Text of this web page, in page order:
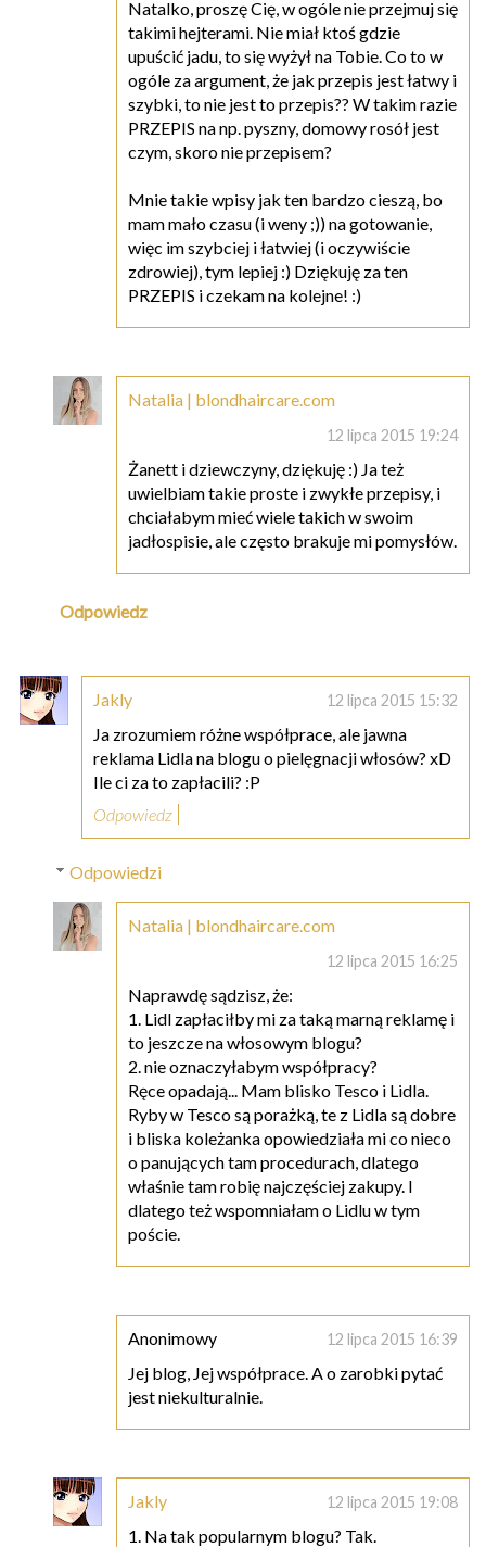
Natalko, proszę Cię, w ogóle nie przejmuj się
takimi hejterami. Nie miał ktoś gdzie
upuścić jadu, to się wyżył na Tobie. Co to w
ogóle za argument, że jak przepis jest łatwy i
szybki, to nie jest to przepis?? W takim razie
PRZEPIS na np. pyszny, domowy rosół jest
czym, skoro nie przepisem?
Mnie takie wpisy jak ten bardzo cieszą, bo
mam mało czasu (i weny ;)) na gotowanie,
więc im szybciej i łatwiej (i oczywiście
zdrowiej), tym lepiej :) Dziękuję za ten
PRZEPIS i czekam na kolejne! :)
Natalia | blondhaircare.com
12 lipca 2015 19:24
Żanett i dziewczyny, dziękuję :) Ja też
uwielbiam takie proste i zwykłe przepisy, i
chciałabym mieć wiele takich w swoim
jadłospisie, ale często brakuje mi pomysłów.
Odpowiedz
Jakly 12 lipca 2015 15:32
Ja zrozumiem różne współprace, ale jawna
reklama Lidla na blogu o pielęgnacji włosów? xD
Ile ci za to zapłacili? :P
Odpowiedz
Odpowiedzi
Natalia | blondhaircare.com
12 lipca 2015 16:25
Naprawdę sądzisz, że:
1. Lidl zapłaciłby mi za taką marną reklamę i
to jeszcze na włosowym blogu?
2. nie oznaczyłabym współpracy?
Ręce opadają... Mam blisko Tesco i Lidla.
Ryby w Tesco są porażką, te z Lidla są dobre
i bliska koleżanka opowiedziała mi co nieco
o panujących tam procedurach, dlatego
właśnie tam robię najczęściej zakupy. I
dlatego też wspomniałam o Lidlu w tym
poście.
Anonimowy 12 lipca 2015 16:39
Jej blog, Jej współprace. A o zarobki pytać
jest niekulturalnie.
Jakly 12 lipca 2015 19:08
1. Na tak popularnym blogu? Tak.